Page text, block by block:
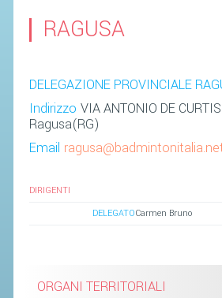
RAGUSA
DELEGAZIONE PROVINCIALE
Indirizzo VIA ANTONIO DE
Ragusa(RG)
Email
DIRIGENTI
DELEGATOCarmen Bruno
ORGANI TERRITORIALI
ANTIDOPING